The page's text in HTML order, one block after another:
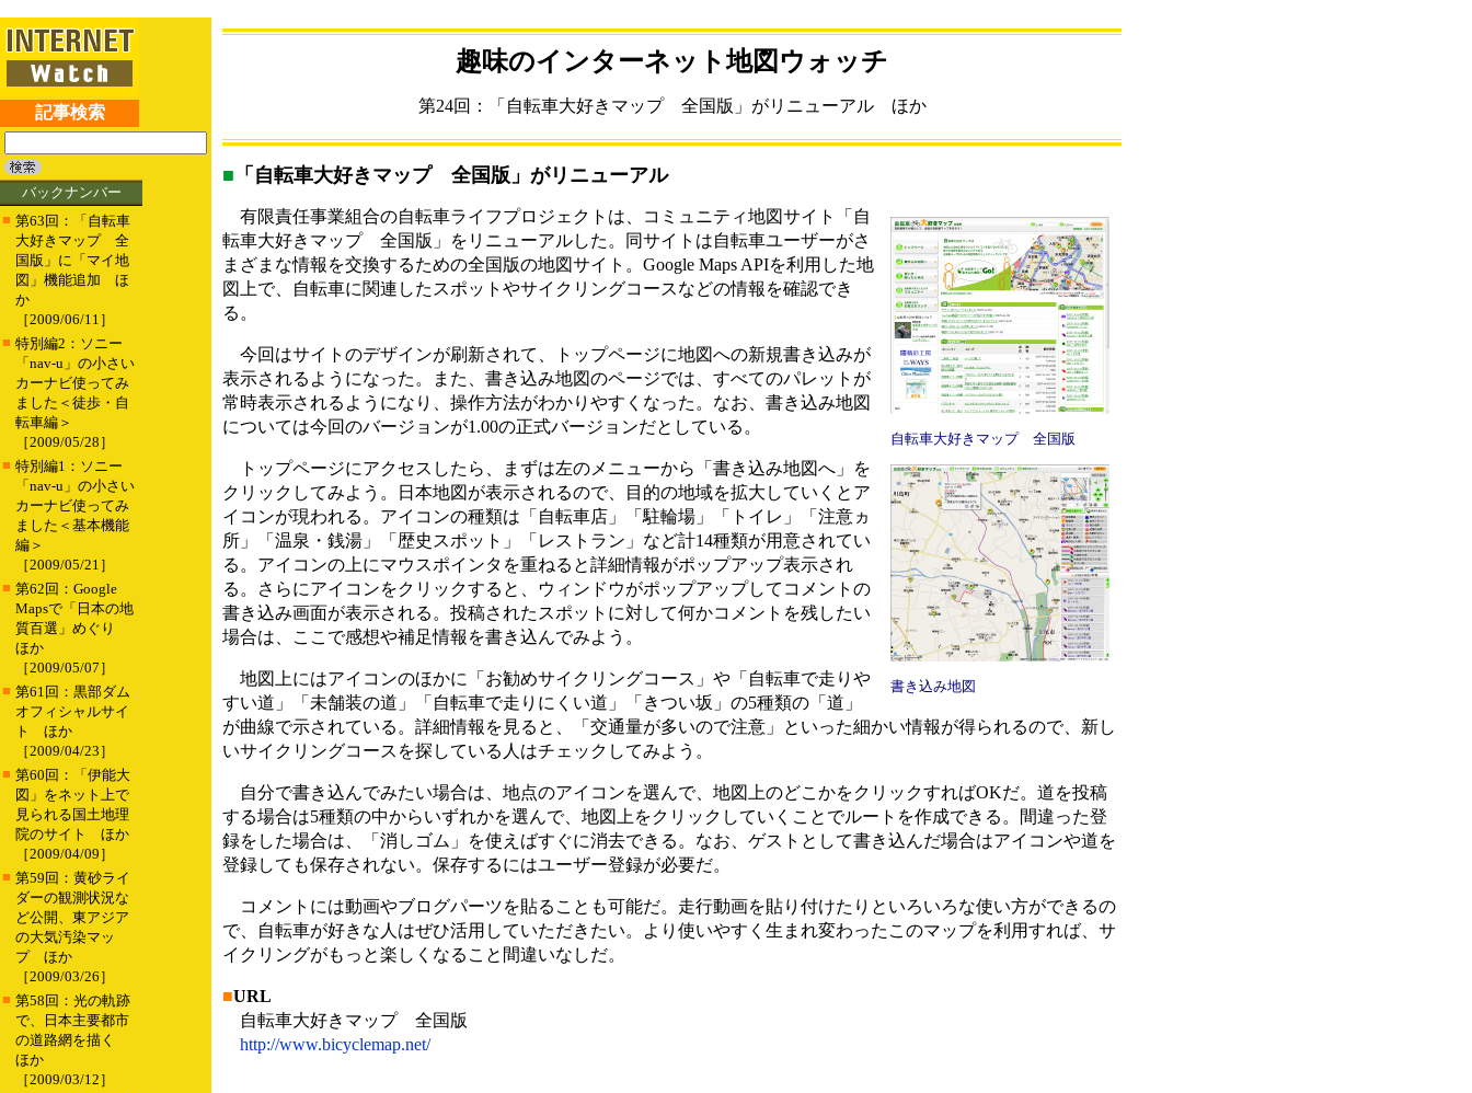
記事検索
バックナンバー
■ 第63回：「自転車
大好きマップ 全
国版」に「マイ地
図」機能追加 ほ
か
［2009/06/11］
■ 特別編2：ソニー
「nav-u」の小さい
カーナビ使ってみ
ました＜徒歩・自
転車編＞
［2009/05/28］
■ 特別編1：ソニー
「nav-u」の小さい
カーナビ使ってみ
ました＜基本機能
編＞
［2009/05/21］
■ 第62回：Google
Mapsで「日本の地
質百選」めぐり
ほか
［2009/05/07］
■ 第61回：黒部ダム
オフィシャルサイ
ト ほか
［2009/04/23］
■ 第60回：「伊能大
図」をネット上で
見られる国土地理
院のサイト ほか
［2009/04/09］
■ 第59回：黄砂ライ
ダーの観測状況な
ど公開、東アジア
の大気汚染マッ
プ ほか
［2009/03/26］
■ 第58回：光の軌跡
で、日本主要都市
の道路網を描く
ほか
［2009/03/12］
趣味のインターネット地図ウォッチ
第24回：「自転車大好きマップ 全国版」がリニューアル ほか
■ 「自転車大好きマップ 全国版」がリニューアル
自転車大好きマップ 全国版
書き込み地図
有限責任事業組合の自転車ライフプロジェクトは、コミュニティ地図サイト「自
転車大好きマップ 全国版」をリニューアルした。同サイトは自転車ユーザーがさ
まざまな情報を交換するための全国版の地図サイト。Google Maps APIを利用した地
図上で、自転車に関連したスポットやサイクリングコースなどの情報を確認でき
る。
今回はサイトのデザインが刷新されて、トップページに地図への新規書き込みが
表示されるようになった。また、書き込み地図のページでは、すべてのパレットが
常時表示されるようになり、操作方法がわかりやすくなった。なお、書き込み地図
については今回のバージョンが1.00の正式バージョンだとしている。
トップページにアクセスしたら、まずは左のメニューから「書き込み地図へ」を
クリックしてみよう。日本地図が表示されるので、目的の地域を拡大していくとア
イコンが現われる。アイコンの種類は「自転車店」「駐輪場」「トイレ」「注意ヵ
所」「温泉・銭湯」「歴史スポット」「レストラン」など計14種類が用意されてい
る。アイコンの上にマウスポインタを重ねると詳細情報がポップアップ表示され
る。さらにアイコンをクリックすると、ウィンドウがポップアップしてコメントの
書き込み画面が表示される。投稿されたスポットに対して何かコメントを残したい
場合は、ここで感想や補足情報を書き込んでみよう。
地図上にはアイコンのほかに「お勧めサイクリングコース」や「自転車で走りや
すい道」「未舗装の道」「自転車で走りにくい道」「きつい坂」の5種類の「道」
が曲線で示されている。詳細情報を見ると、「交通量が多いので注意」といった細かい情報が得られるので、新し
いサイクリングコースを探している人はチェックしてみよう。
自分で書き込んでみたい場合は、地点のアイコンを選んで、地図上のどこかをクリックすればOKだ。道を投稿
する場合は5種類の中からいずれかを選んで、地図上をクリックしていくことでルートを作成できる。間違った登
録をした場合は、「消しゴム」を使えばすぐに消去できる。なお、ゲストとして書き込んだ場合はアイコンや道を
登録しても保存されない。保存するにはユーザー登録が必要だ。
コメントには動画やブログパーツを貼ることも可能だ。走行動画を貼り付けたりといろいろな使い方ができるの
で、自転車が好きな人はぜひ活用していただきたい。より使いやすく生まれ変わったこのマップを利用すれば、サ
イクリングがもっと楽しくなること間違いなしだ。
■URL
自転車大好きマップ 全国版
http://www.bicyclemap.net/